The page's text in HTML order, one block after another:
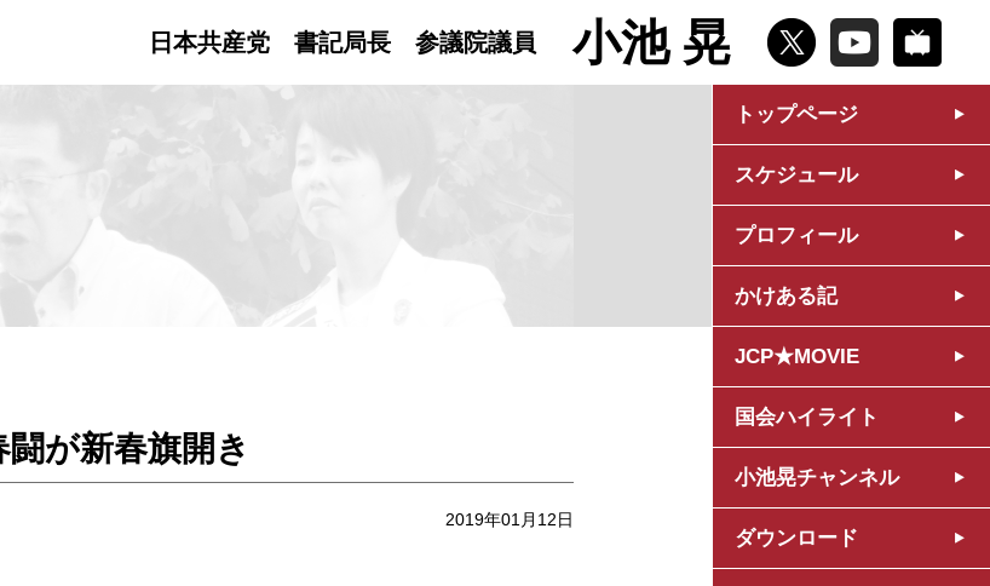
日本共産党 書記局長 参議院議員 小池 晃
トップページ
スケジュール
プロフィール
かけある記
JCP★MOVIE
国会ハイライト
小池晃チャンネル
ダウンロード
が新春旗開き
2019年01月12日